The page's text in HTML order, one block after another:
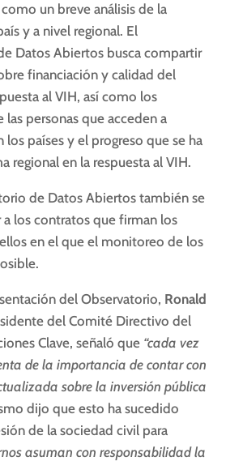
como un breve análisis de la
y a nivel regional. El
Datos Abiertos busca compartir
financiación y calidad del
al VIH, así como los
las personas que acceden a
países y el progreso que se ha
regional en la respuesta al VIH.
de Datos Abiertos también se
a los contratos que firman los
en el que el monitoreo de los
del Observatorio, Ronald
del Comité Directivo del
Clave, señaló que “cada vez
de la importancia de contar con
sobre la inversión pública
dijo que esto ha sucedido
de la sociedad civil para
asuman con responsabilidad la